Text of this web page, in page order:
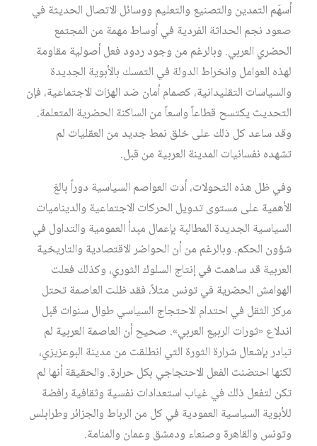
أسهَم التمدين والتصنيع والتعليم ووسائل الاتصال الحديثة في
صعود نجم الحداثة الفردية في أوساط مهمة من المجتمع
الحضري العربي. وبالرغم من وجود ردود فعل أصولية مقاومة
لهذه العوامل وانخراط الدولة في التمسك بالأبوية الجديدة
والسياسات التقليدانية، كصمام أمان ضد الهزات الاجتماعية، فإن
التحديث يكتسح قطاعاً واسعاً من الساكنة الحضرية المتعلمة.
وقد ساعد كل ذلك على خلق نمط جديد من العقليات لم
تشهده نفسانيات المدينة العربية من قبل.
وفي ظل هذه التحولات، أدت العواصم السياسية دوراً بالغ
الأهمية على مستوى تدويل الحركات الاجتماعية والديناميات
السياسية الجديدة المطالبة بإعمال مبدأ العمومية والتداول في
شؤون الحكم. وبالرغم من أن الحواضر الاقتصادية والتاريخية
العربية قد ساهمت في إنتاج السلوك الثوري، وكذلك فعلت
الهوامش الحضرية في تونس مثلاً، فقد ظلت العاصمة تحتل
مركز الثقل في احتدام الاحتجاج السياسي طوال سنوات قبل
اندلاع «ثورات الربيع العربي». صحيح أن العاصمة العربية لم
تبادر بإشعال شرارة الثورة التي انطلقت من مدينة البوعزيزي،
لكنها احتضنت الفعل الاحتجاجي بكل حرارة. والحقيقة أنها لم
تكن لتفعل ذلك في غياب استعدادات نفسية وثقافية رافضة
للأبوية السياسية العمودية في كل من الرباط والجزائر وطرابلس
وتونس والقاهرة وصنعاء ودمشق وعمان والمنامة.